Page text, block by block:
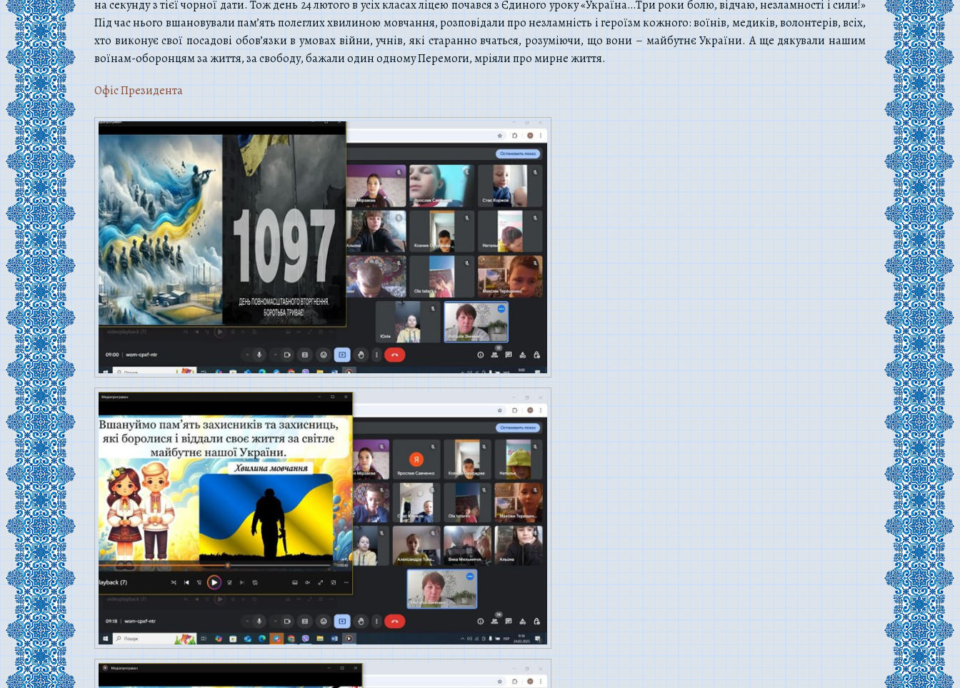
на секунду з тієї чорної дати. Тож день 24 лютого в усіх класах ліцею почався з Єдиного уроку «Україна…Три роки болю, відчаю, незламності і сили!»
Під час нього вшановували пам’ять полеглих хвилиною мовчання, розповідали про незламність і героїзм кожного: воїнів, медиків, волонтерів, всіх,
хто виконує свої посадові обов’язки в умовах війни, учнів, які старанно вчаться, розуміючи, що вони – майбутнє України. А ще дякували нашим
воїнам-оборонцям за життя, за свободу, бажали один одному Перемоги, мріяли про мирне життя.
Офіс Президента